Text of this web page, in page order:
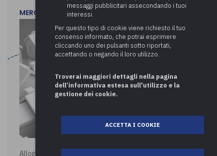
MERCOLEDì 29 LUGLIO 2026
Alloggi di Edilizia Residenziale Pubblica - Vendita all'asta
messaggi pubblicitari assecondando i tuoi
interessi.
Per questo tipo di cookie viene richiesto il tuo
consenso informato, che potrai esprimere
cliccando uno dei pulsanti sotto riportati,
accettando o negando il loro utilizzo.
Troverai maggiori dettagli nella pagina
dell’informativa estesa sull'utilizzo e la
gestione dei cookie.
ACCETTA I COOKIE